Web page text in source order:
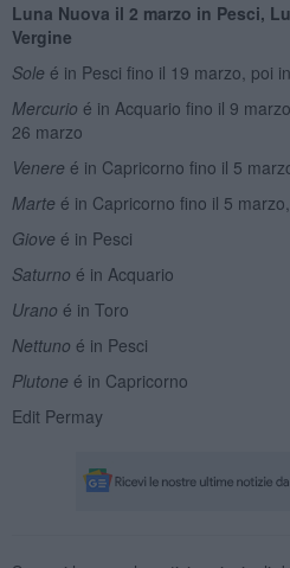
Luna Nuova il 2 marzo in Pesci,
Vergine
Sole é in Pesci fino il 19 marzo, poi
Mercurio é in Acquario fino il 9
26 marzo
Venere é in Capricorno fino il 5
Marte é in Capricorno fino il 5
Giove é in Pesci
Saturno é in Acquario
Urano é in Toro
Nettuno é in Pesci
Plutone é in Capricorno
Edit Permay